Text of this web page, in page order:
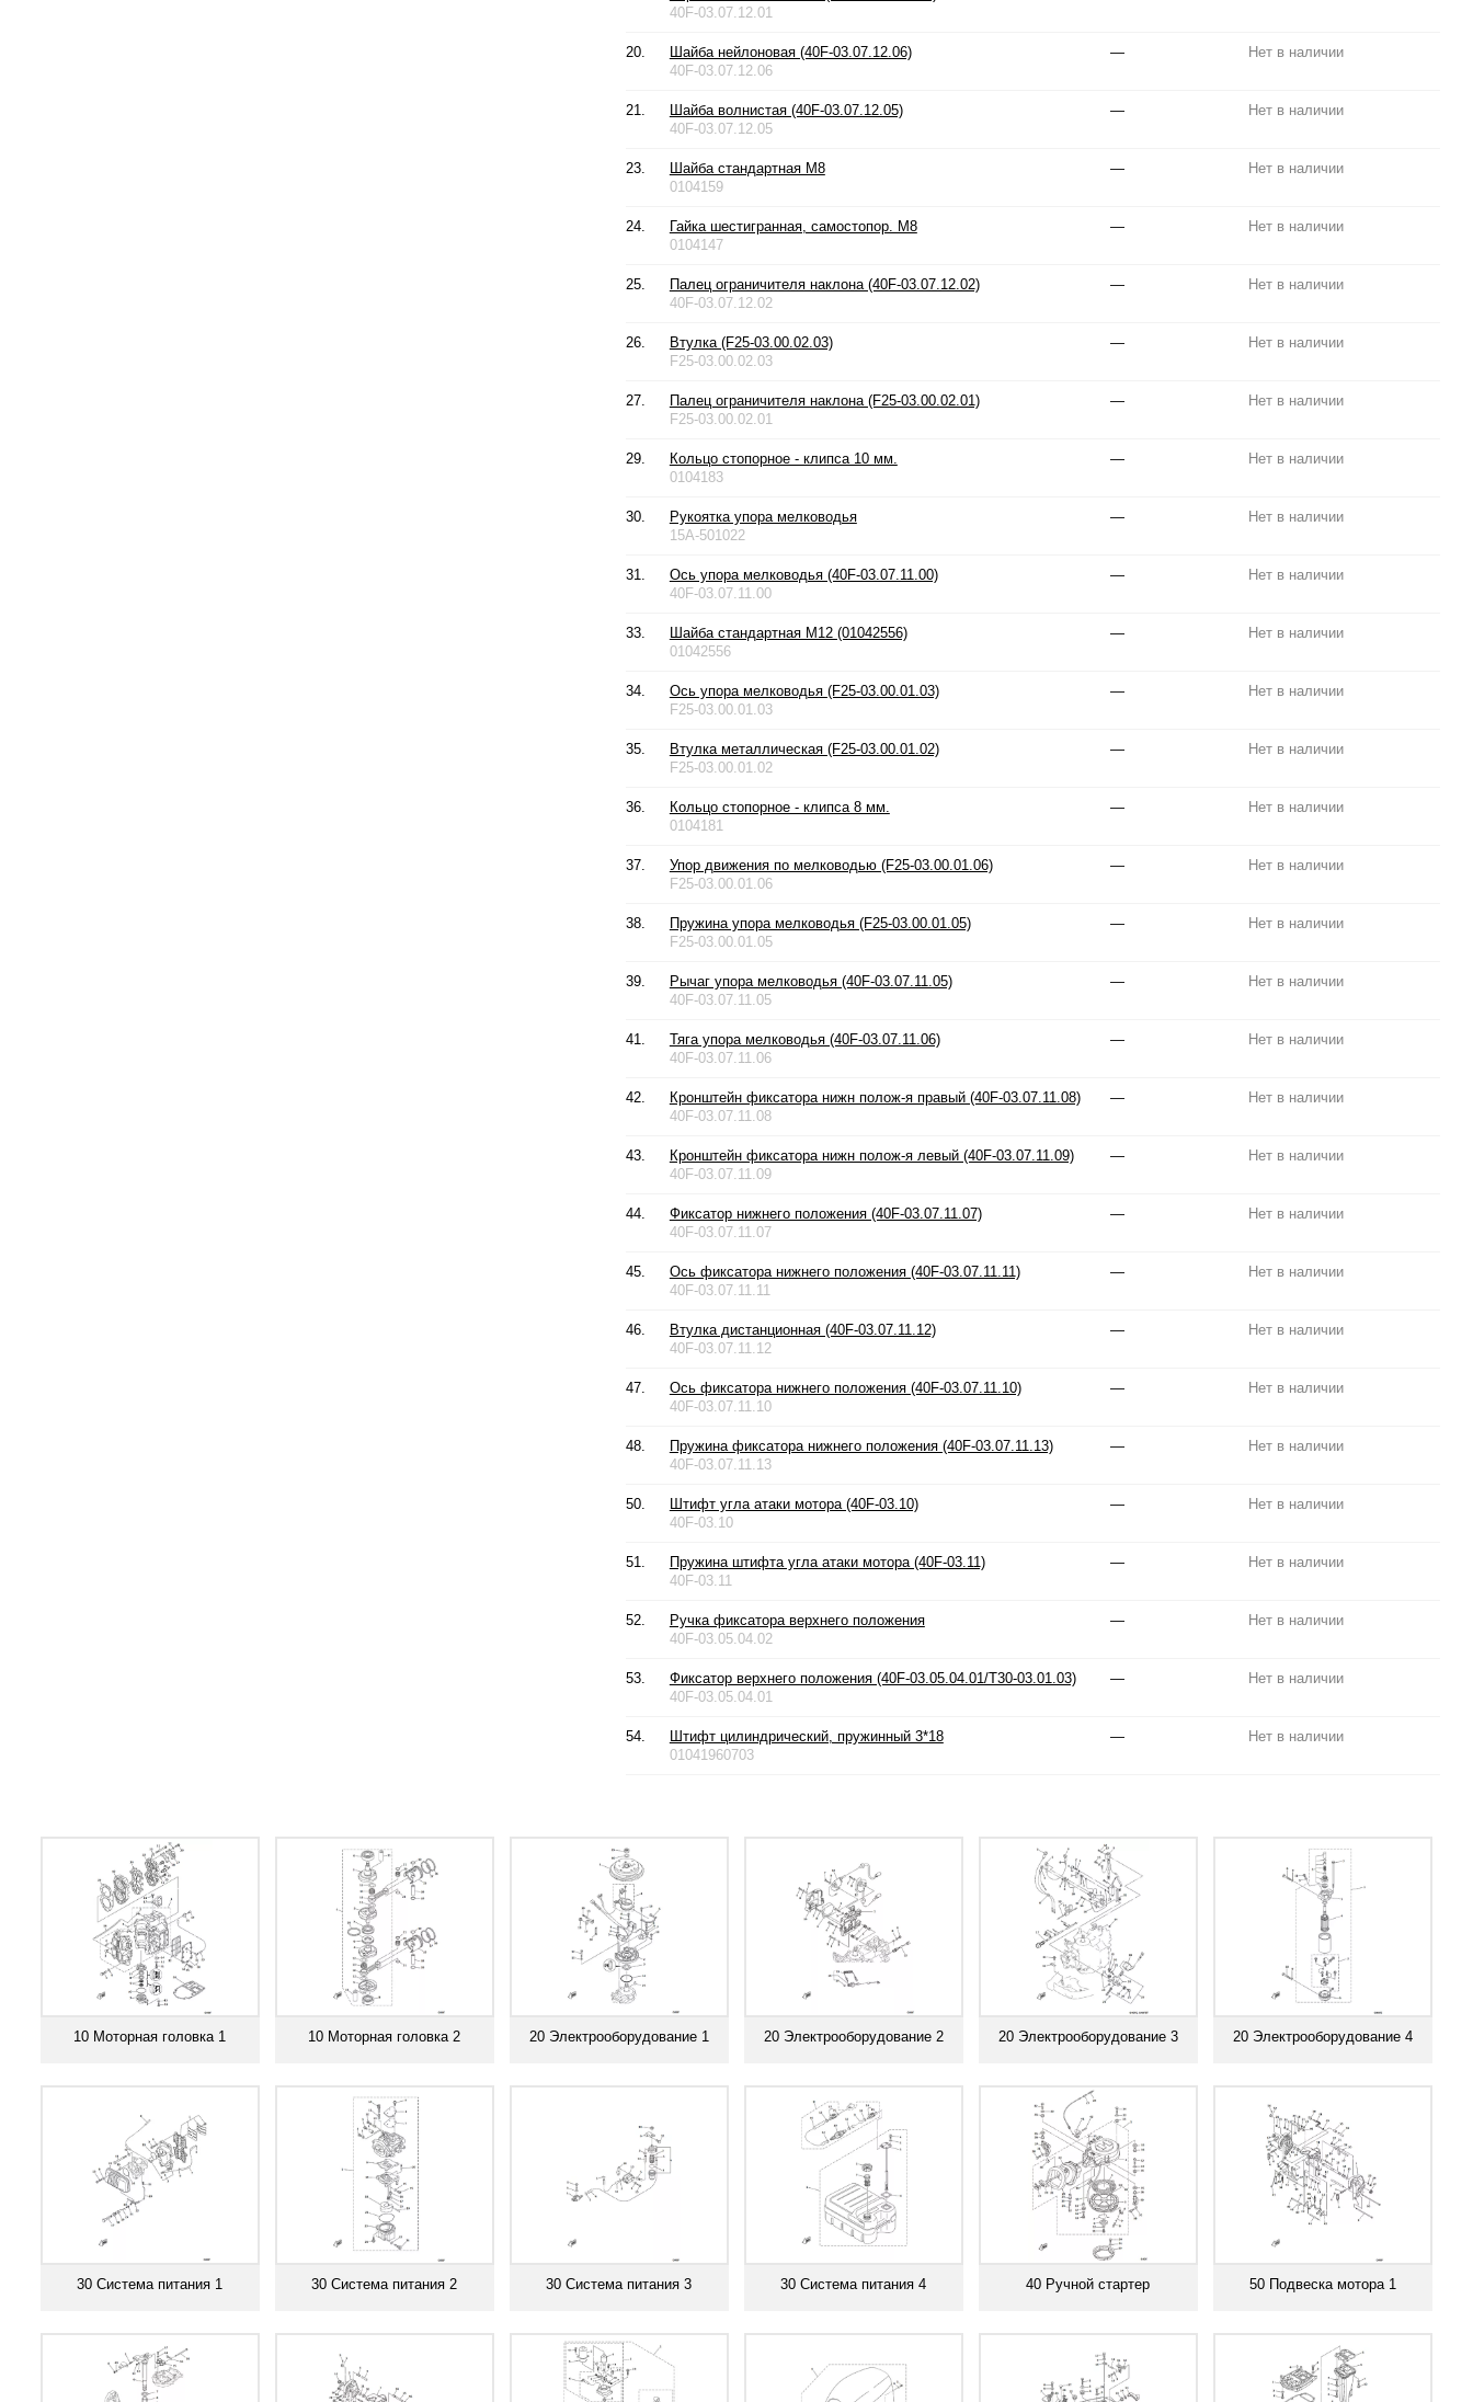
40F-03.07.12.01
20.
Шайба нейлоновая (40F-03.07.12.06)
40F-03.07.12.06
— Нет в наличии
21.
Шайба волнистая (40F-03.07.12.05)
40F-03.07.12.05
— Нет в наличии
23.
Шайба стандартная М8
0104159
— Нет в наличии
24.
Гайка шестигранная, самостопор. М8
0104147
— Нет в наличии
25.
Палец ограничителя наклона (40F-03.07.12.02)
40F-03.07.12.02
— Нет в наличии
26.
Втулка (F25-03.00.02.03)
F25-03.00.02.03
— Нет в наличии
27.
Палец ограничителя наклона (F25-03.00.02.01)
F25-03.00.02.01
— Нет в наличии
29.
Кольцо стопорное - клипса 10 мм.
0104183
— Нет в наличии
30.
Рукоятка упора мелководья
15A-501022
— Нет в наличии
31.
Ось упора мелководья (40F-03.07.11.00)
40F-03.07.11.00
— Нет в наличии
33.
Шайба стандартная М12 (01042556)
01042556
— Нет в наличии
34.
Ось упора мелководья (F25-03.00.01.03)
F25-03.00.01.03
— Нет в наличии
35.
Втулка металлическая (F25-03.00.01.02)
F25-03.00.01.02
— Нет в наличии
36.
Кольцо стопорное - клипса 8 мм.
0104181
— Нет в наличии
37.
Упор движения по мелководью (F25-03.00.01.06)
F25-03.00.01.06
— Нет в наличии
38.
Пружина упора мелководья (F25-03.00.01.05)
F25-03.00.01.05
— Нет в наличии
39.
Рычаг упора мелководья (40F-03.07.11.05)
40F-03.07.11.05
— Нет в наличии
41.
Тяга упора мелководья (40F-03.07.11.06)
40F-03.07.11.06
— Нет в наличии
42.
Кронштейн фиксатора нижн полож-я правый (40F-03.07.11.08)
40F-03.07.11.08
— Нет в наличии
43.
Кронштейн фиксатора нижн полож-я левый (40F-03.07.11.09)
40F-03.07.11.09
— Нет в наличии
44.
Фиксатор нижнего положения (40F-03.07.11.07)
40F-03.07.11.07
— Нет в наличии
45.
Ось фиксатора нижнего положения (40F-03.07.11.11)
40F-03.07.11.11
— Нет в наличии
46.
Втулка дистанционная (40F-03.07.11.12)
40F-03.07.11.12
— Нет в наличии
47.
Ось фиксатора нижнего положения (40F-03.07.11.10)
40F-03.07.11.10
— Нет в наличии
48.
Пружина фиксатора нижнего положения (40F-03.07.11.13)
40F-03.07.11.13
— Нет в наличии
50.
Штифт угла атаки мотора (40F-03.10)
40F-03.10
— Нет в наличии
51.
Пружина штифта угла атаки мотора (40F-03.11)
40F-03.11
— Нет в наличии
52.
Ручка фиксатора верхнего положения
40F-03.05.04.02
— Нет в наличии
53.
Фиксатор верхнего положения (40F-03.05.04.01/T30-03.01.03)
40F-03.05.04.01
— Нет в наличии
54.
Штифт цилиндрический, пружинный 3*18
01041960703
— Нет в наличии
10 Моторная головка 1 10 Моторная головка 2 20 Электрооборудование 1 20 Электрооборудование 2 20 Электрооборудование 3 20 Электрооборудование 4
30 Система питания 1 30 Система питания 2 30 Система питания 3 30 Система питания 4 40 Ручной стартер 50 Подвеска мотора 1